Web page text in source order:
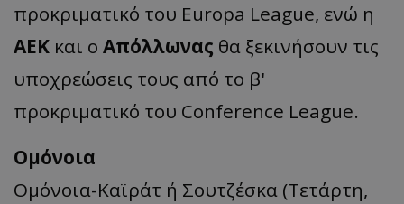
προκριματικό του Europa League, ενώ η
ΑΕΚ και ο Απόλλωνας θα ξεκινήσουν τις
υποχρεώσεις τους από το β'
προκριματικό του Conference League.
Ομόνοια
Ομόνοια-Καϊράτ ή Σουτζέσκα (Τετάρτη,